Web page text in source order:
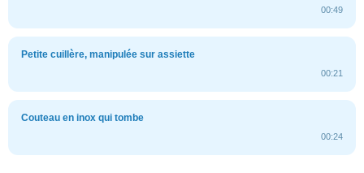
00:49
Petite cuillère, manipulée sur assiette
00:21
Couteau en inox qui tombe
00:24